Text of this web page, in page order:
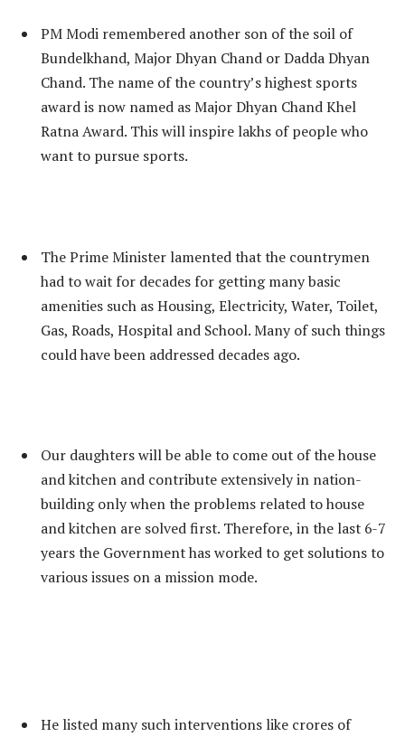
PM Modi remembered another son of the soil of
Bundelkhand, Major Dhyan Chand or Dadda Dhyan
Chand. The name of the country’s highest sports
award is now named as Major Dhyan Chand Khel
Ratna Award. This will inspire lakhs of people who
want to pursue sports.
The Prime Minister lamented that the countrymen
had to wait for decades for getting many basic
amenities such as Housing, Electricity, Water, Toilet,
Gas, Roads, Hospital and School. Many of such things
could have been addressed decades ago.
Our daughters will be able to come out of the house
and kitchen and contribute extensively in nation-
building only when the problems related to house
and kitchen are solved first. Therefore, in the last 6-7
years the Government has worked to get solutions to
various issues on a mission mode.
He listed many such interventions like crores of